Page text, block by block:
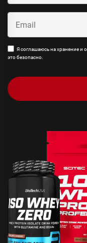
Я соглашаюсь на хранение и
это безопасно.